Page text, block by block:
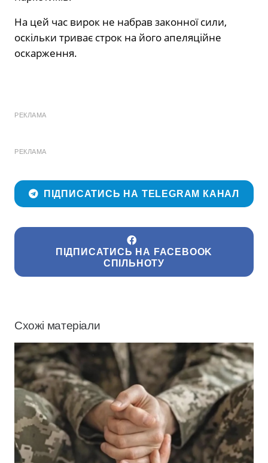
На цей час вирок не набрав законної сили,
оскільки триває строк на його апеляційне
оскарження.
РЕКЛАМА
РЕКЛАМА
ПІДПИСАТИСЬ НА TELEGRAM КАНАЛ
ПІДПИСАТИСЬ НА FACEBOOK
СПІЛЬНОТУ
Схожі матеріали